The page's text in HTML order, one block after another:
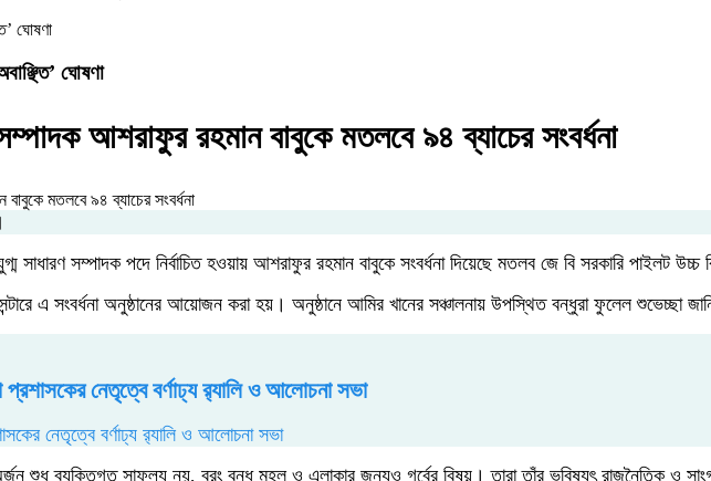
ঘোষণা
আশরাফুর রহমান বাবুকে মতলবে ৯৪ ব্যাচের সংবর্ধনা
যুগ্ম সাধারণ সম্পাদক পদে নির্বাচিত হওয়ায় আশরাফুর রহমান বাবুকে সংবর্ধনা দিয়েছে মতলব জে বি সরকারি পাইলট
এ সংবর্ধনা অনুষ্ঠানের আয়োজন করা হয়। অনুষ্ঠানে আমির খানের সঞ্চালনায় উপস্থিত বন্ধুরা ফুলেল শুভেচ্ছা
নেতৃত্বে বর্ণাঢ্য র‍্যালি ও আলোচনা সভা
শুধু ব্যক্তিগত সাফল্য নয়, বরং বন্ধু মহল ও এলাকার জন্যও গর্বের বিষয়। তারা তাঁর ভবিষ্যৎ রাজনৈতিক ও